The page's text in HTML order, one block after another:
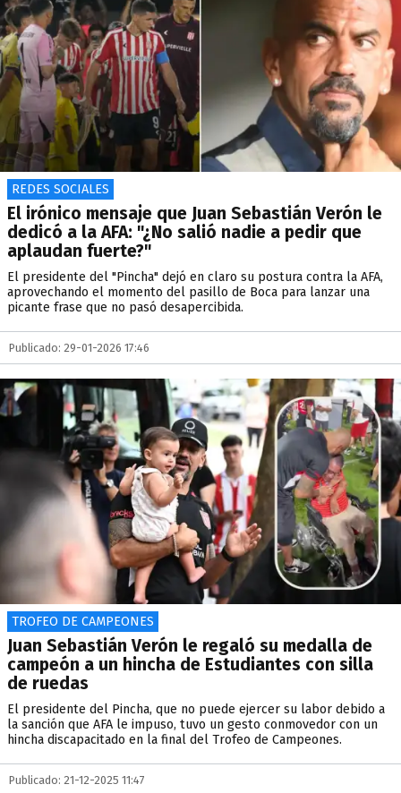
REDES SOCIALES
El irónico mensaje que Juan Sebastián Verón le
dedicó a la AFA: "¿No salió nadie a pedir que
aplaudan fuerte?"
El presidente del "Pincha" dejó en claro su postura contra la AFA,
aprovechando el momento del pasillo de Boca para lanzar una
picante frase que no pasó desapercibida.
Publicado: 29-01-2026 17:46
TROFEO DE CAMPEONES
Juan Sebastián Verón le regaló su medalla de
campeón a un hincha de Estudiantes con silla
de ruedas
El presidente del Pincha, que no puede ejercer su labor debido a
la sanción que AFA le impuso, tuvo un gesto conmovedor con un
hincha discapacitado en la final del Trofeo de Campeones.
Publicado: 21-12-2025 11:47